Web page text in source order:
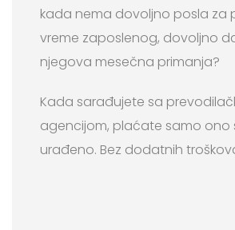
kada nema dovoljno posla za
vreme zaposlenog, dovoljno
njegova mesečna primanja?
Kada sarađujete sa
agencijom, plaćate samo ono
urađeno. Bez dodatnih